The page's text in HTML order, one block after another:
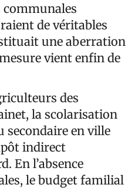
communales
de véritables
une aberration
vient enfin de
des
la scolarisation
secondaire en ville
indirect
En l’absence
le budget familial